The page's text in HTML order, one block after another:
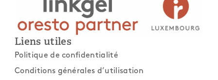
Liens utiles
Politique de confidentialité
Conditions générales d’utilisation